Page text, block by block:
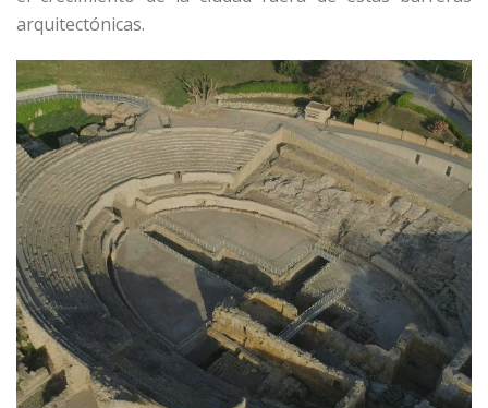
arquitectónicas.